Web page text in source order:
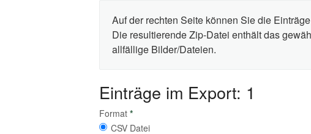
Auf der rechten Seite können Sie die
Die resultierende Zip-Datei enthält das
allfällige Bilder/Dateien.
Einträge im Export: 1
Format *
CSV Datei